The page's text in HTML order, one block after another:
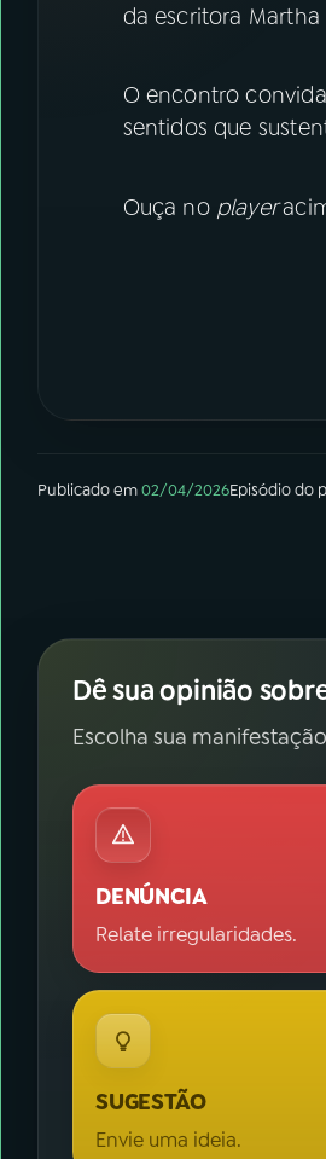
YouTube
da escritora
O encontro
sentidos que
Ouça no player
Publicado em02/04/2026Episódiodo
Dê sua opinião
Escolha sua
DENÚNCIA
Relate irregularidades.
SUGESTÃO
Envie uma ideia.